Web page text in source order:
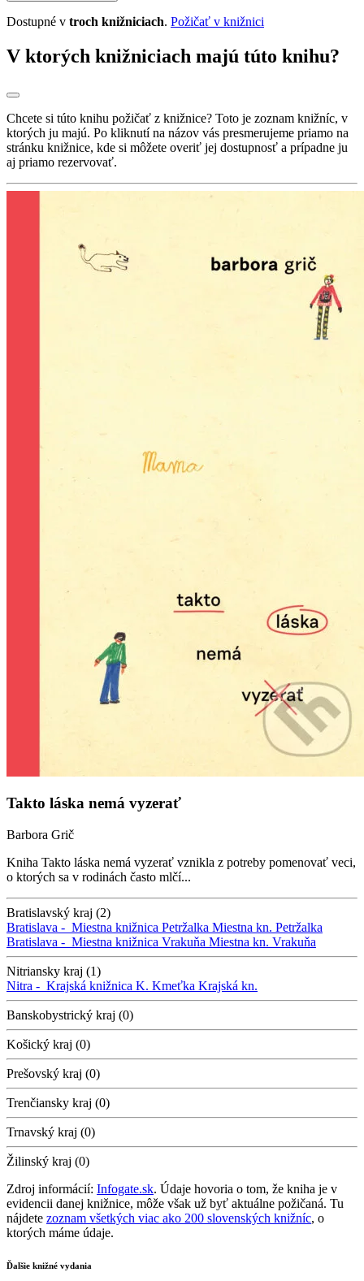
Dostupné v troch knižniciach. Požičať v knižnici
V ktorých knižniciach majú túto knihu?
Chcete si túto knihu požičať z knižnice? Toto je zoznam knižníc, v
ktorých ju majú. Po kliknutí na názov vás presmerujeme priamo na
stránku knižnice, kde si môžete overiť jej dostupnosť a prípadne ju
aj priamo rezervovať.
Takto láska nemá vyzerať
Barbora Grič
Kniha Takto láska nemá vyzerať vznikla z potreby pomenovať veci,
o ktorých sa v rodinách často mlčí...
Bratislavský kraj (2)
Bratislava - Miestna knižnica Petržalka Miestna kn. Petržalka
Bratislava - Miestna knižnica Vrakuňa Miestna kn. Vrakuňa
Nitriansky kraj (1)
Nitra - Krajská knižnica K. Kmeťka Krajská kn.
Banskobystrický kraj (0)
Košický kraj (0)
Prešovský kraj (0)
Trenčiansky kraj (0)
Trnavský kraj (0)
Žilinský kraj (0)
Zdroj informácií: Infogate.sk. Údaje hovoria o tom, že kniha je v
evidencii danej knižnice, môže však už byť aktuálne požičaná. Tu
nájdete zoznam všetkých viac ako 200 slovenských knižníc, o
ktorých máme údaje.
Ďalšie knižné vydania